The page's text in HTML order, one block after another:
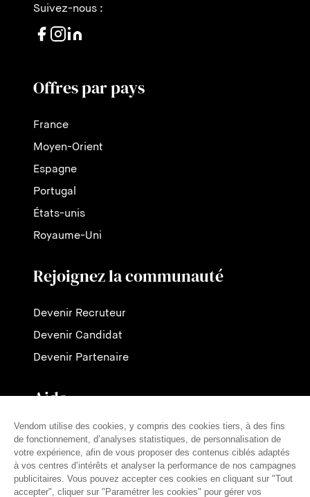
Suivez-nous :
Offres par pays
France
Moyen-Orient
Espagne
Portugal
États-unis
Royaume-Uni
Rejoignez la communauté
Devenir Recruteur
Devenir Candidat
Devenir Partenaire
Aide
Contactez-nous
Nos tarifs
FAQ